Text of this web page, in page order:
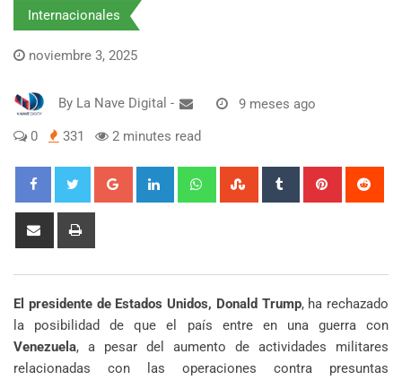
Internacionales
noviembre 3, 2025
By La Nave Digital - 9 meses ago
0 331 2 minutes read
Google+ LinkedIn WhatsappStumbleUpon
Tumblr Pinterest
Share
El presidente de Estados Unidos, Donald Trump, ha rechazado
la posibilidad de que el país entre en una guerra con
Venezuela, a pesar del aumento de actividades militares
relacionadas con las operaciones contra presuntas